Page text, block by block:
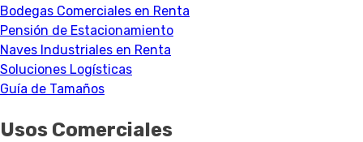
Bodegas Comerciales en Renta
Pensión de Estacionamiento
Naves Industriales en Renta
Soluciones Logísticas
Guía de Tamaños
Usos Comerciales